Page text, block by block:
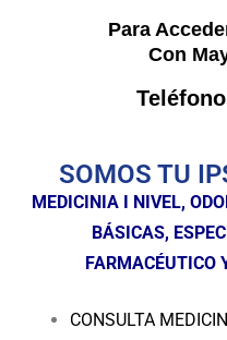
Para
Con
SOMOS TU
MEDICINIA I NIVEL,
BÁSICAS,
FARMACÉUTICO
CONSULTA